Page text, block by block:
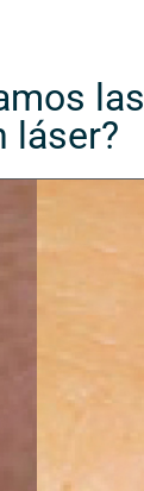
las
láser?